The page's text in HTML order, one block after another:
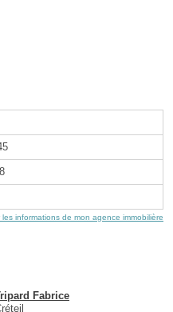
les informations de mon agence immobilière
Fabrice